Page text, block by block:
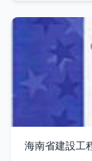
海南省建設工